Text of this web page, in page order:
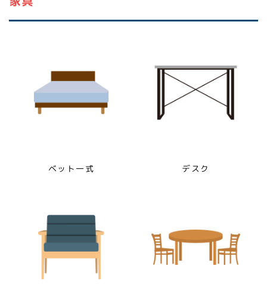
ベット一式 デスク